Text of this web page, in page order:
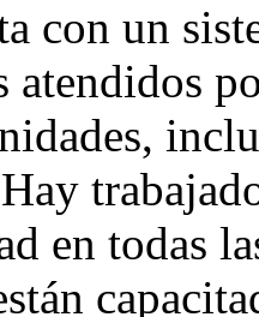
con un
atendidos
en todas